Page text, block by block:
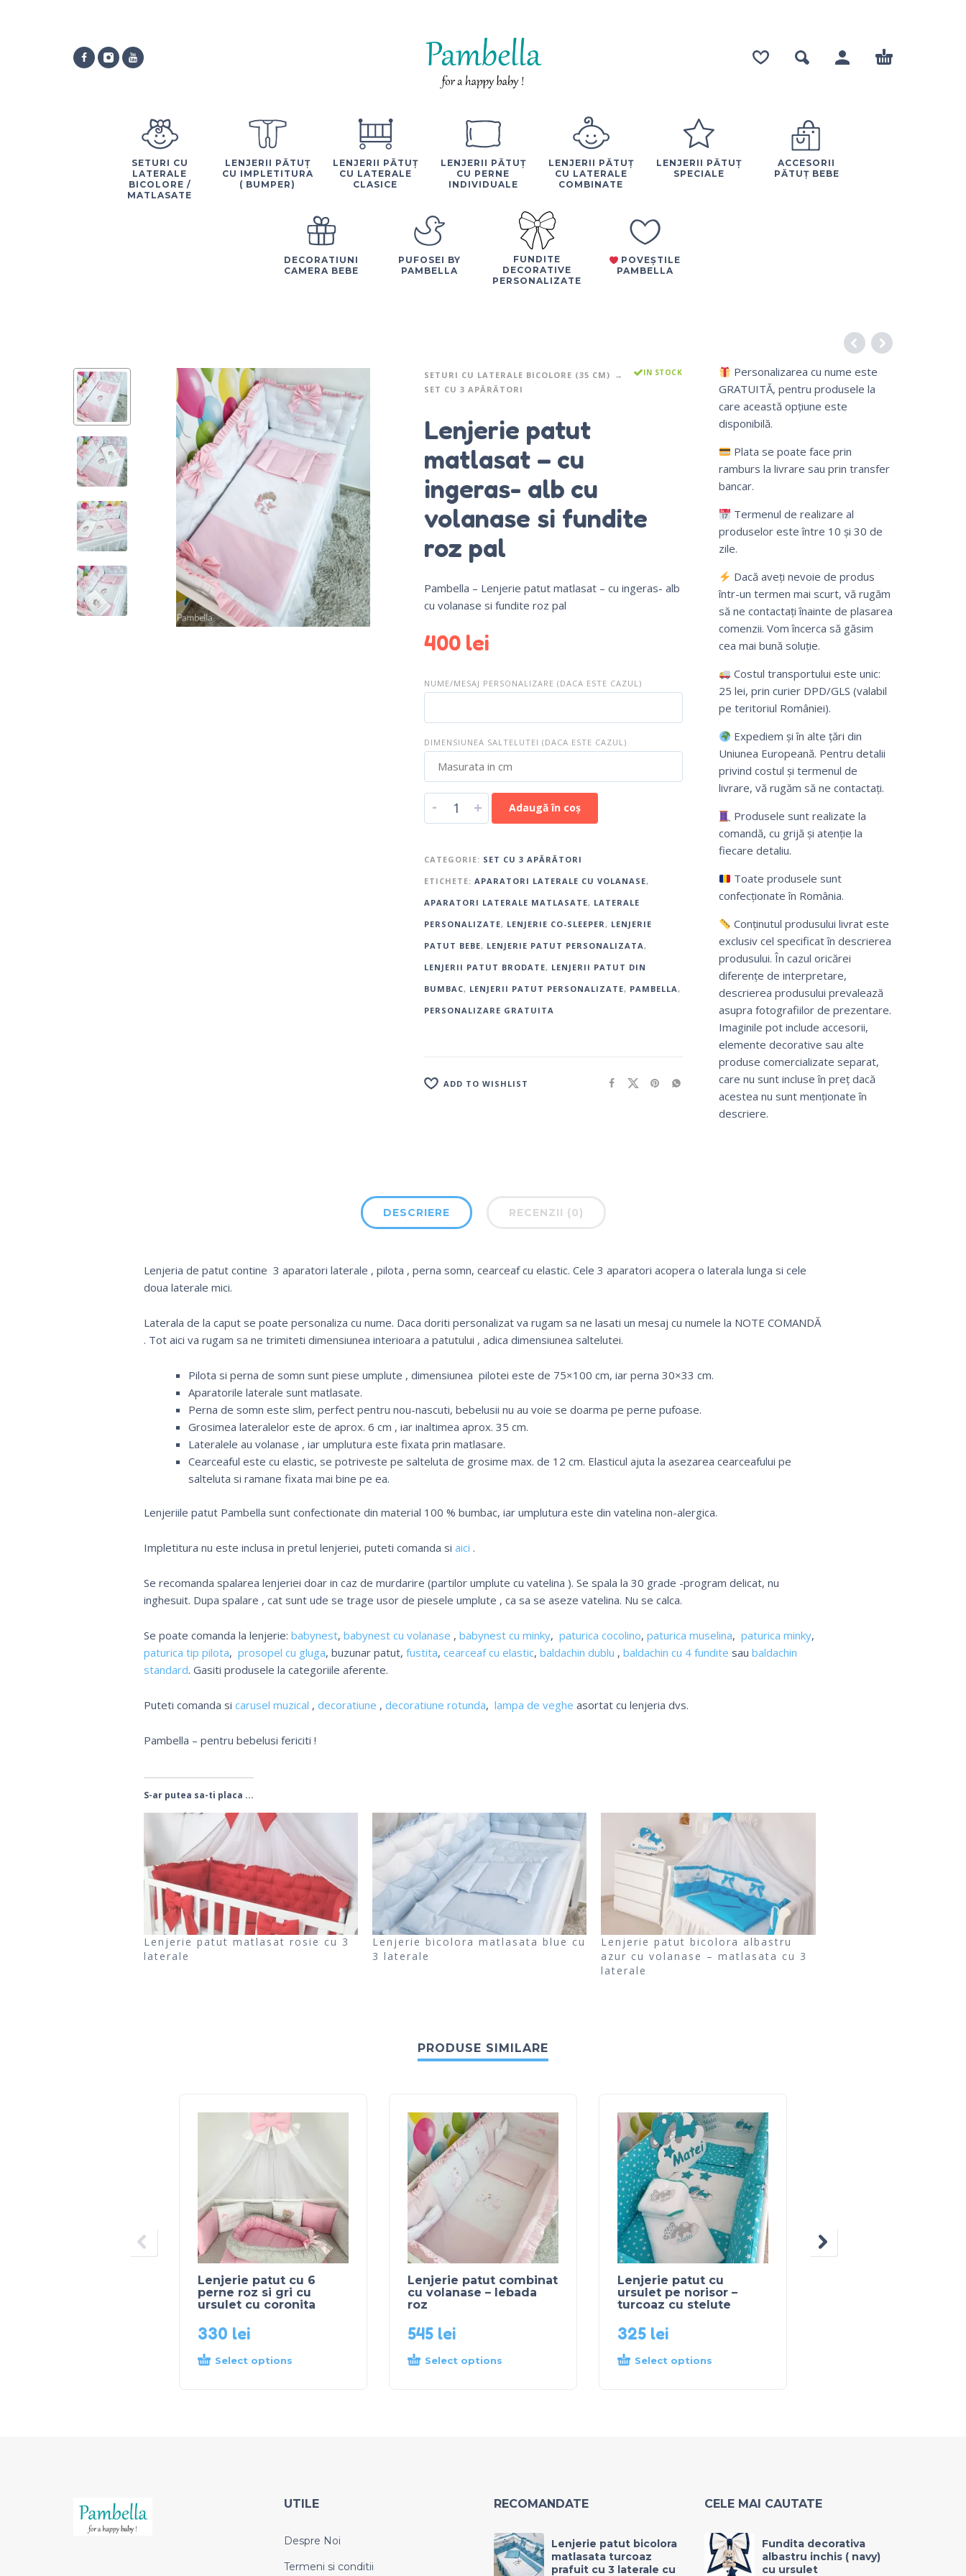
SETURI CU
LATERALE
BICOLORE /
MATLASATE
LENJERII PĂTUȚ
CU IMPLETITURA
( BUMPER)
LENJERII PĂTUȚ
CU LATERALE
CLASICE
LENJERII PĂTUȚ
CU PERNE
INDIVIDUALE
LENJERII PĂTUȚ
CU LATERALE
COMBINATE
LENJERII PĂTUȚ
SPECIALE
ACCESORII
PĂTUȚ BEBE
DECORATIUNI
CAMERA BEBE
PUFOSEI BY
PAMBELLA
FUNDITE
DECORATIVE
PERSONALIZATE
POVEȘTILE
PAMBELLA
SETURI CU LATERALE BICOLORE (35 CM)
SET CU 3 APĂRĂTORI
IN STOCK
Lenjerie patut
matlasat – cu
ingeras- alb cu
volanase si fundite
roz pal
Pambella – Lenjerie patut matlasat – cu ingeras- alb
cu volanase si fundite roz pal
400 lei
NUME/MESAJ PERSONALIZARE (DACA ESTE CAZUL)
DIMENSIUNEA SALTELUTEI (DACA ESTE CAZUL)
- + Adaugă în coș
CATEGORIE: SET CU 3 APĂRĂTORI
ETICHETE: APARATORI LATERALE CU VOLANASE,
APARATORI LATERALE MATLASATE, LATERALE
PERSONALIZATE, LENJERIE CO-SLEEPER , LENJERIE
PATUT BEBE, LENJERIE PATUT PERSONALIZATA ,
LENJERII PATUT BRODATE, LENJERII PATUT DIN
BUMBAC, LENJERII PATUT PERSONALIZATE, PAMBELLA ,
PERSONALIZARE GRATUITA
ADD TO WISHLIST
Personalizarea cu nume este
GRATUITĂ, pentru produsele la
care această opțiune este
disponibilă.
Plata se poate face prin
ramburs la livrare sau prin transfer
bancar.
Termenul de realizare al
produselor este între 10 și 30 de
zile.
Dacă aveți nevoie de produs
într-un termen mai scurt, vă rugăm
să ne contactați înainte de plasarea
comenzii. Vom încerca să găsim
cea mai bună soluție.
Costul transportului este unic:
25 lei, prin curier DPD/GLS (valabil
pe teritoriul României).
Expediem și în alte țări din
Uniunea Europeană. Pentru detalii
privind costul și termenul de
livrare, vă rugăm să ne contactați.
Produsele sunt realizate la
comandă, cu grijă și atenție la
fiecare detaliu.
Toate produsele sunt
confecționate în România.
Conținutul produsului livrat este
exclusiv cel specificat în descrierea
produsului. În cazul oricărei
diferențe de interpretare,
descrierea produsului prevalează
asupra fotografiilor de prezentare.
Imaginile pot include accesorii,
elemente decorative sau alte
produse comercializate separat,
care nu sunt incluse în preț dacă
acestea nu sunt menționate în
descriere.
DESCRIERE RECENZII (0)
Lenjeria de patut contine 3 aparatori laterale , pilota , perna somn, cearceaf cu elastic. Cele 3 aparatori acopera o laterala lunga si cele
doua laterale mici.
Laterala de la caput se poate personaliza cu nume. Daca doriti personalizat va rugam sa ne lasati un mesaj cu numele la NOTE COMANDĂ
. Tot aici va rugam sa ne trimiteti dimensiunea interioara a patutului , adica dimensiunea saltelutei.
Pilota si perna de somn sunt piese umplute , dimensiunea pilotei este de 75×100 cm, iar perna 30×33 cm.
Aparatorile laterale sunt matlasate.
Perna de somn este slim, perfect pentru nou-nascuti, bebelusii nu au voie se doarma pe perne pufoase.
Grosimea lateralelor este de aprox. 6 cm , iar inaltimea aprox. 35 cm.
Lateralele au volanase , iar umplutura este fixata prin matlasare.
Cearceaful este cu elastic, se potriveste pe salteluta de grosime max. de 12 cm. Elasticul ajuta la asezarea cearceafului pe
salteluta si ramane fixata mai bine pe ea.
Lenjeriile patut Pambella sunt confectionate din material 100 % bumbac, iar umplutura este din vatelina non-alergica.
Impletitura nu este inclusa in pretul lenjeriei, puteti comanda si aici .
Se recomanda spalarea lenjeriei doar in caz de murdarire (partilor umplute cu vatelina ). Se spala la 30 grade -program delicat, nu
inghesuit. Dupa spalare , cat sunt ude se trage usor de piesele umplute , ca sa se aseze vatelina. Nu se calca.
Se poate comanda la lenjerie: babynest, babynest cu volanase , babynest cu minky, paturica cocolino, paturica muselina, paturica minky,
paturica tip pilota, prosopel cu gluga, buzunar patut, fustita, cearceaf cu elastic, baldachin dublu , baldachin cu 4 fundite sau baldachin
standard. Gasiti produsele la categoriile aferente.
Puteti comanda si carusel muzical , decoratiune , decoratiune rotunda, lampa de veghe asortat cu lenjeria dvs.
Pambella – pentru bebelusi fericiti !
S-ar putea sa-ti placa ...
Lenjerie patut matlasat rosie cu 3
laterale
Lenjerie bicolora matlasata blue cu
3 laterale
Lenjerie patut bicolora albastru
azur cu volanase – matlasata cu 3
laterale
PRODUSE SIMILARE
Lenjerie patut cu 6
perne roz si gri cu
ursulet cu coronita
330 lei
Select options
Lenjerie patut combinat
cu volanase – lebada
roz
545 lei
Select options
Lenjerie patut cu
ursulet pe norisor –
turcoaz cu stelute
325 lei
Select options
UTILE
Despre Noi
Termeni si conditii
RECOMANDATE
Lenjerie patut bicolora
matlasata turcoaz
prafuit cu 3 laterale cu
CELE MAI CAUTATE
Fundita decorativa
albastru inchis ( navy)
cu ursulet